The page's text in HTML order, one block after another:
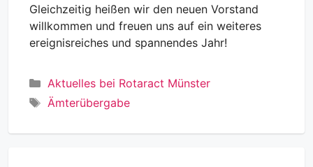
Gleichzeitig heißen wir den neuen Vorstand
willkommen und freuen uns auf ein weiteres
ereignisreiches und spannendes Jahr!
Kategorien
Aktuelles bei Rotaract Münster
Schlagwörter
Ämterübergabe